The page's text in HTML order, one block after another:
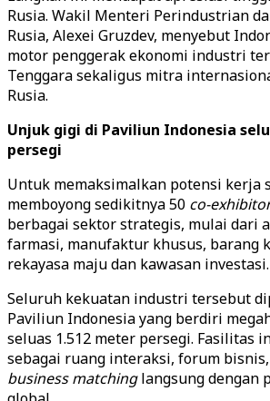
Rusia. Wakil Menteri Perindustrian
Rusia, Alexei Gruzdev, menyebut
motor penggerak ekonomi industri
Tenggara sekaligus mitra
Rusia.
Unjuk gigi di Paviliun Indonesia
persegi
Untuk memaksimalkan potensi kerja
memboyong sedikitnya 50 co-
berbagai sektor strategis, mulai dari
farmasi, manufaktur khusus, barang
rekayasa maju dan kawasan investasi.
Seluruh kekuatan industri tersebut
Paviliun Indonesia yang berdiri
seluas 1.512 meter persegi. Fasilitas
sebagai ruang interaksi, forum
business matchinglangsung dengan